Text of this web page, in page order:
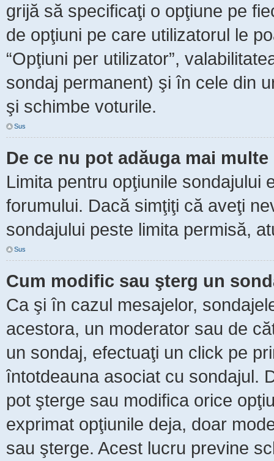
grijă să specificaţi o opţiune pe
de opţiuni pe care utilizatorul le
“Opţiuni per utilizator”,
sondaj permanent) şi în cele din
şi schimbe voturile.
Sus
De ce nu pot adăuga mai
Limita pentru opţiunile sondajului
forumului. Dacă simţiţi că aveţi
sondajului peste limita permisă,
Sus
Cum modific sau şterg un
Ca şi în cazul mesajelor,
acestora, un moderator sau de
un sondaj, efectuaţi un click pe
întotdeauna asociat cu sondajul.
pot şterge sau modifica orice
exprimat opţiunile deja, doar
sau şterge. Acest lucru previne